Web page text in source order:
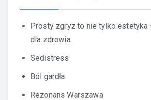
Prosty zgryz to nie tylko estetyka
dla zdrowia
Sedistress
Ból gardła
Rezonans Warszawa